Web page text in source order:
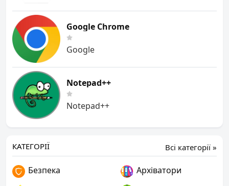
Google Chrome
Google
Notepad++
Notepad++
Всі категорії »
КАТЕГОРІЇ
Безпека
Архіватори